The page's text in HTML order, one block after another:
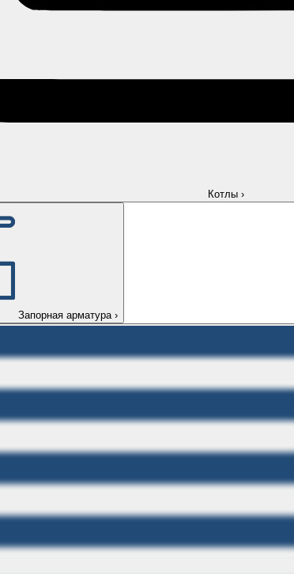
Котлы ›
Запорная арматура ›